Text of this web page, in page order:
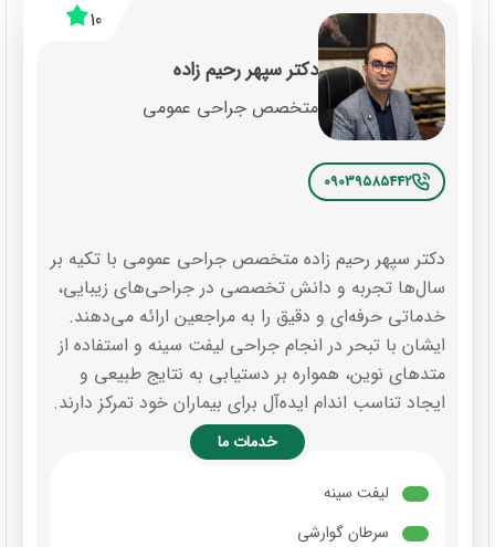
10
دکتر سپهر رحیم زاده
متخصص جراحی عمومی
09039585442
دکتر سپهر رحیم زاده متخصص جراحی عمومی با تکیه بر
سال‌ها تجربه و دانش تخصصی در جراحی‌های زیبایی،
خدماتی حرفه‌ای و دقیق را به مراجعین ارائه می‌دهند.
ایشان با تبحر در انجام جراحی لیفت سینه و استفاده از
متدهای نوین، همواره بر دستیابی به نتایج طبیعی و
ایجاد تناسب اندام ایده‌آل برای بیماران خود تمرکز دارند.
خدمات ما
لیفت سینه
سرطان گوارشی